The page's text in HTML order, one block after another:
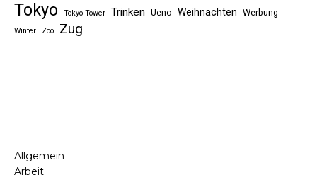
Tokyo Tokyo-Tower Trinken Ueno Weihnachten Werbung
Winter Zoo Zug
Allgemein
Arbeit